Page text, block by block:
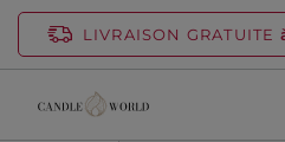
LIVRAISON GRATUITE